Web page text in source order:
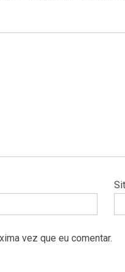
vez que eu comentar.